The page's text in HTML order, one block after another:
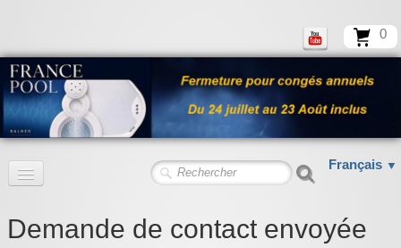
0
Français ▼
Pièces détachées
Demande de contact envoyée